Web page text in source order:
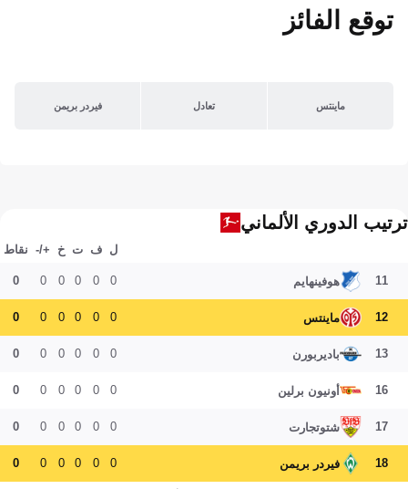
توقع الفائز
ماينتس تعادل فيردر بريمن
ترتيب الدوري الألماني
ل ف ت خ +/- نقاط
11 هوفينهايم 0
0
0
0
0
0
12 ماينتس 0
0
0
0
0
0
13 باديربورن 0
0
0
0
0
0
16 أونيون برلين 0
0
0
0
0
0
17 شتوتجارت 0
0
0
0
0
0
18 فيردر بريمن 0
0
0
0
0
0